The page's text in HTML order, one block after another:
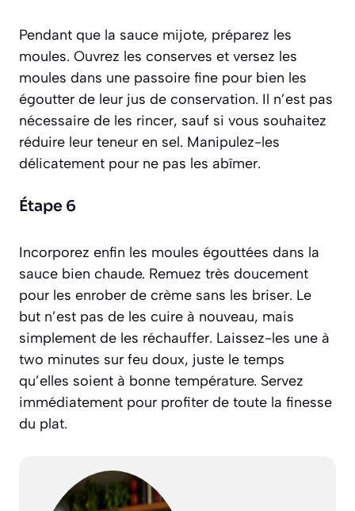
Pendant que la sauce mijote, préparez les
moules. Ouvrez les conserves et versez les
moules dans une passoire fine pour bien les
égoutter de leur jus de conservation. Il n’est pas
nécessaire de les rincer, sauf si vous souhaitez
réduire leur teneur en sel. Manipulez-les
délicatement pour ne pas les abîmer.
Étape 6
Incorporez enfin les moules égouttées dans la
sauce bien chaude. Remuez très doucement
pour les enrober de crème sans les briser. Le
but n’est pas de les cuire à nouveau, mais
simplement de les réchauffer. Laissez-les une à
two minutes sur feu doux, juste le temps
qu’elles soient à bonne température. Servez
immédiatement pour profiter de toute la finesse
du plat.